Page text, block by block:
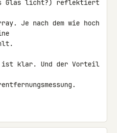
Glas licht?) reflektiert
Je nach dem wie hoch
ist klar. Und der Vorteil